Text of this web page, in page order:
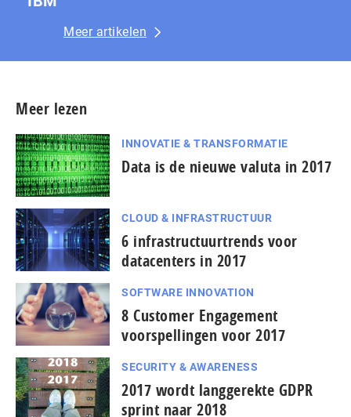
Meer artikelen
Meer lezen
INNOVATIE & TRANSFORMATIE
Data is de nieuwe valuta in 2017
CLOUD & INFRASTRUCTUUR
6 infrastructuurtrends voor
datacenters in 2017
SOFTWARE INNOVATION
8 Customer Engagement
voorspellingen voor 2017
SECURITY & AWARENESS
2017 wordt langgerekte GDPR
sprint naar 2018